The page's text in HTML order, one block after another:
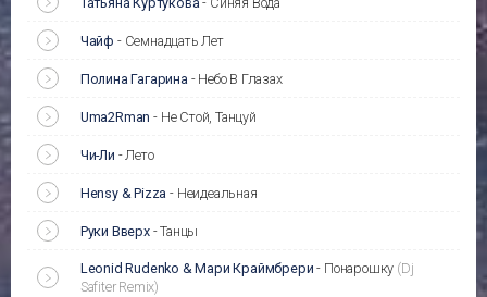
Чайф - Семнадцать Лет
Полина Гагарина - Небо В Глазах
Uma2Rman - Не Стой, Танцуй
Чи-Ли -Лето
Hensy & Pizza - Неидеальная
Руки Вверх-Танцы
Leonid Rudenko & Мари Краймбрери - Понарошку (Dj
Safiter Remix)